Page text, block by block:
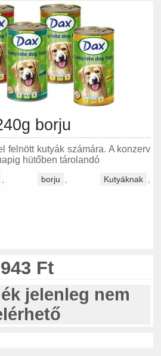
borju
felnött kutyák számára. A konzerv
hütőben tárolandó
borju Kutyáknak
943 Ft
jelenleg nem